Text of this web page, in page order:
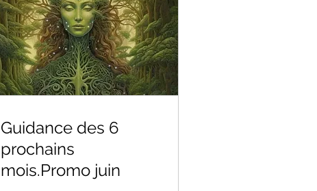
Guidance des 6
prochains
mois.Promo juin